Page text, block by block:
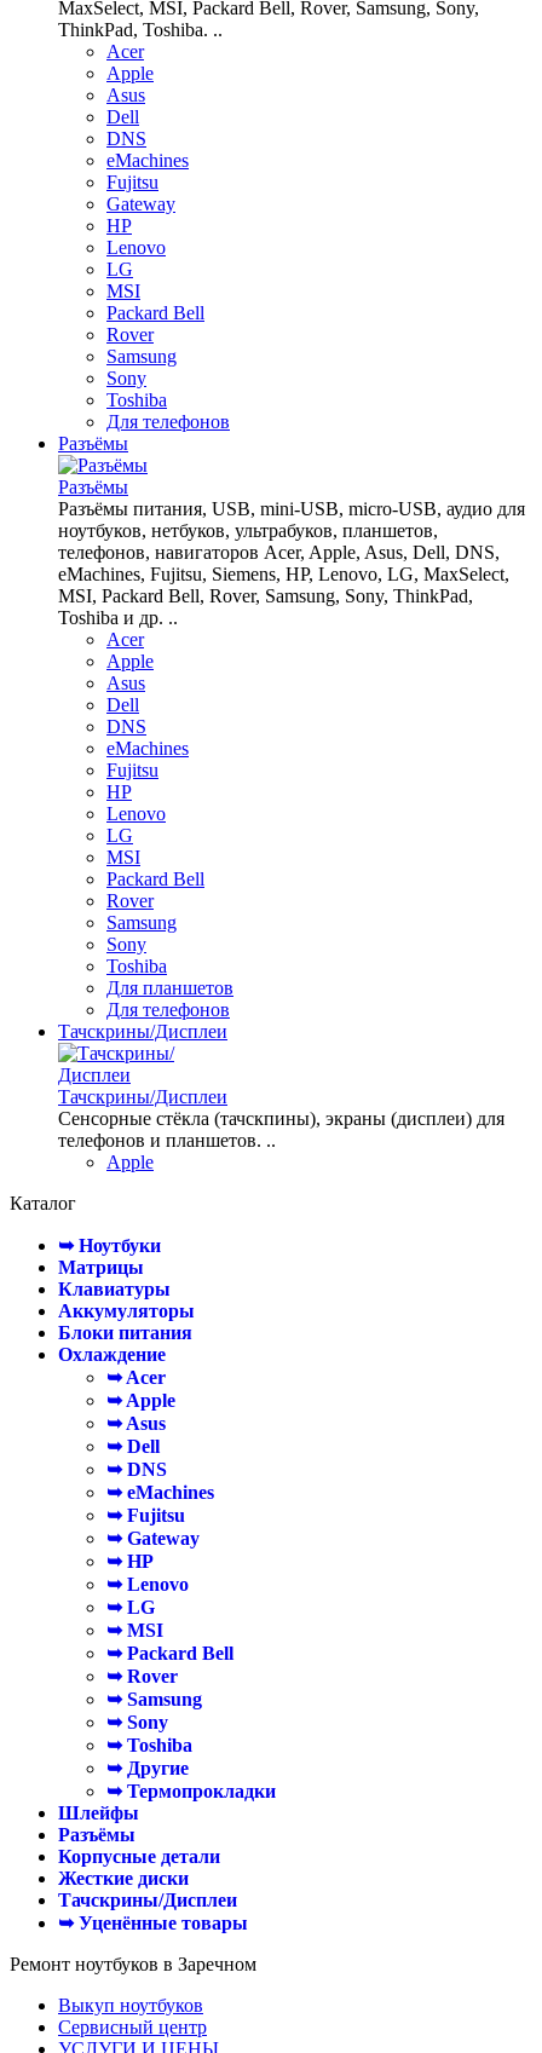
MaxSelect, MSI, Packard Bell, Rover, Samsung, Sony,
ThinkPad, Toshiba. ..
Acer
Apple
Asus
Dell
DNS
eMachines
Fujitsu
Gateway
HP
Lenovo
LG
MSI
Packard Bell
Rover
Samsung
Sony
Toshiba
Для телефонов
Разъёмы
Разъёмы
Разъёмы питания, USB, mini-USB, micro-USB, аудио для
ноутбуков, нетбуков, ультрабуков, планшетов,
телефонов, навигаторов Acer, Apple, Asus, Dell, DNS,
eMachines, Fujitsu, Siemens, HP, Lenovo, LG, MaxSelect,
MSI, Packard Bell, Rover, Samsung, Sony, ThinkPad,
Toshiba и др. ..
Acer
Apple
Asus
Dell
DNS
eMachines
Fujitsu
HP
Lenovo
LG
MSI
Packard Bell
Rover
Samsung
Sony
Toshiba
Для планшетов
Для телефонов
Тачскрины/Дисплеи
Тачскрины/Дисплеи
Сенсорные стёкла (тачскпины), экраны (дисплеи) для
телефонов и планшетов. ..
Apple
Каталог
➥ Ноутбуки
Матрицы
Клавиатуры
Аккумуляторы
Блоки питания
Охлаждение
➥ Acer
➥ Apple
➥ Asus
➥ Dell
➥ DNS
➥ eMachines
➥ Fujitsu
➥ Gateway
➥ HP
➥ Lenovo
➥ LG
➥ MSI
➥ Packard Bell
➥ Rover
➥ Samsung
➥ Sony
➥ Toshiba
➥ Другие
➥ Термопрокладки
Шлейфы
Разъёмы
Корпусные детали
Жесткие диски
Тачскрины/Дисплеи
➥ Уценённые товары
Ремонт ноутбуков в Заречном
Выкуп ноутбуков
Сервисный центр
УСЛУГИ И ЦЕНЫ